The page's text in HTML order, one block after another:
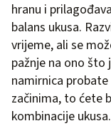
hranu i
balans ukusa.
vrijeme, ali se
pažnje na ono
namirnica
začinima, to ćete
kombinacije ukusa.